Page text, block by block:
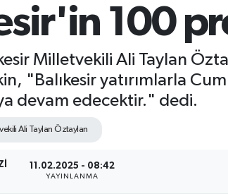
100
Milletvekili Ali Taylan
"Balıkesir yatırımlarla
devam edecektir." dedi.
Ali Taylan Öztaylan
11.02.2025 - 08:42
YAYINLANMA